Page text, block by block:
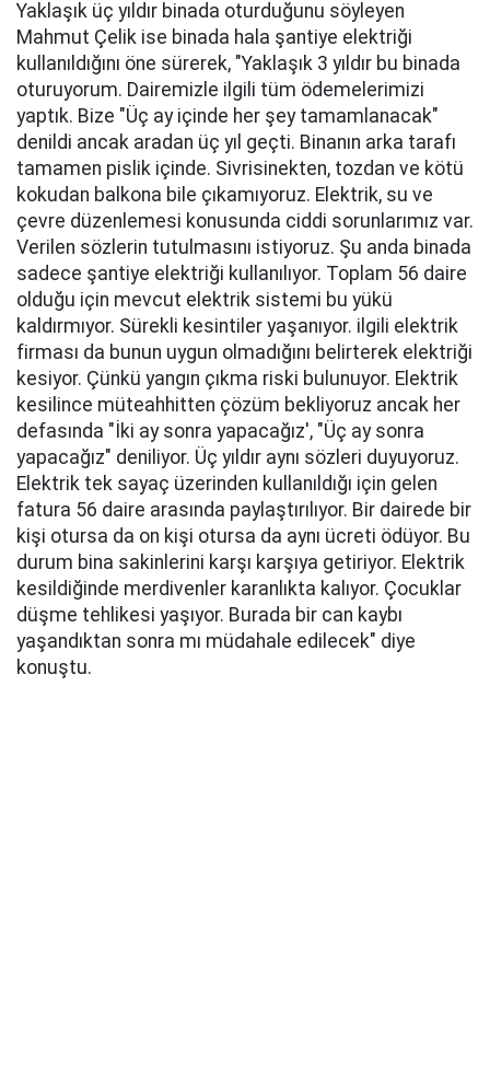
Yaklaşık üç yıldır binada oturduğunu söyleyen
Mahmut Çelik ise binada hala şantiye elektriği
kullanıldığını öne sürerek, "Yaklaşık 3 yıldır bu binada
oturuyorum. Dairemizle ilgili tüm ödemelerimizi
yaptık. Bize "Üç ay içinde her şey tamamlanacak"
denildi ancak aradan üç yıl geçti. Binanın arka tarafı
tamamen pislik içinde. Sivrisinekten, tozdan ve kötü
kokudan balkona bile çıkamıyoruz. Elektrik, su ve
çevre düzenlemesi konusunda ciddi sorunlarımız var.
Verilen sözlerin tutulmasını istiyoruz. Şu anda binada
sadece şantiye elektriği kullanılıyor. Toplam 56 daire
olduğu için mevcut elektrik sistemi bu yükü
kaldırmıyor. Sürekli kesintiler yaşanıyor. ilgili elektrik
firması da bunun uygun olmadığını belirterek elektriği
kesiyor. Çünkü yangın çıkma riski bulunuyor. Elektrik
kesilince müteahhitten çözüm bekliyoruz ancak her
defasında "İki ay sonra yapacağız', "Üç ay sonra
yapacağız" deniliyor. Üç yıldır aynı sözleri duyuyoruz.
Elektrik tek sayaç üzerinden kullanıldığı için gelen
fatura 56 daire arasında paylaştırılıyor. Bir dairede bir
kişi otursa da on kişi otursa da aynı ücreti ödüyor. Bu
durum bina sakinlerini karşı karşıya getiriyor. Elektrik
kesildiğinde merdivenler karanlıkta kalıyor. Çocuklar
düşme tehlikesi yaşıyor. Burada bir can kaybı
yaşandıktan sonra mı müdahale edilecek" diye
konuştu.